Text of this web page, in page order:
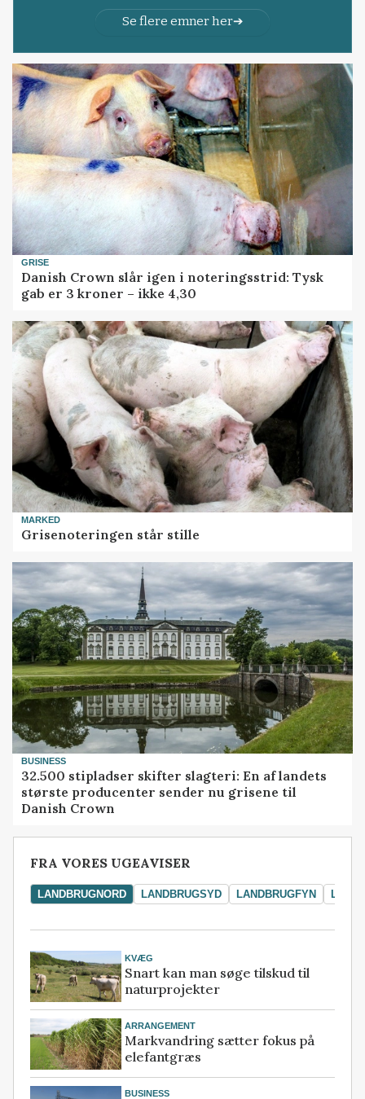
Se flere emner her
GRISE
Danish Crown slår igen i noteringsstrid: Tysk
gab er 3 kroner – ikke 4,30
MARKED
Grisenoteringen står stille
BUSINESS
32.500 stipladser skifter slagteri: En af landets
største producenter sender nu grisene til
Danish Crown
FRA VORES UGEAVISER
LANDBRUGNORD LANDBRUGSYD LANDBRUGFYN
KVÆG
Snart kan man søge tilskud til
naturprojekter
ARRANGEMENT
Markvandring sætter fokus på
elefantgræs
BUSINESS